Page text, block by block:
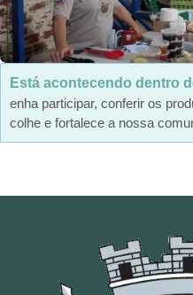
Está acontecendo dentro
enha participar, conferir os
colhe e fortalece a nossa